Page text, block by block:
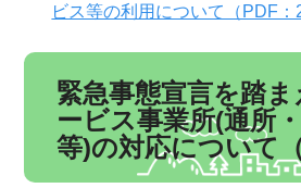
ビス等の利用について（PDF：
緊急事態宣言を踏
ービス事業所(通所
等)の対応について